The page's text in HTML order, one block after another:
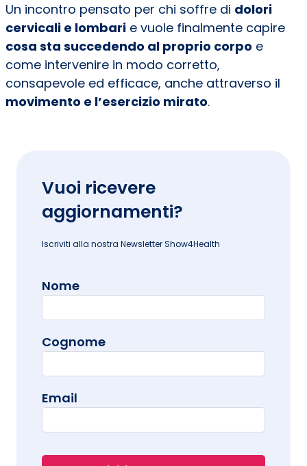
Un incontro pensato per chi soffre di dolori
cervicali e lombari e vuole finalmente capire
cosa sta succedendo al proprio corpo e
come intervenire in modo corretto,
consapevole ed efficace, anche attraverso il
movimento e l’esercizio mirato.
Vuoi ricevere
aggiornamenti?
Iscriviti alla nostra Newsletter Show4Health
Nome
Cognome
Email